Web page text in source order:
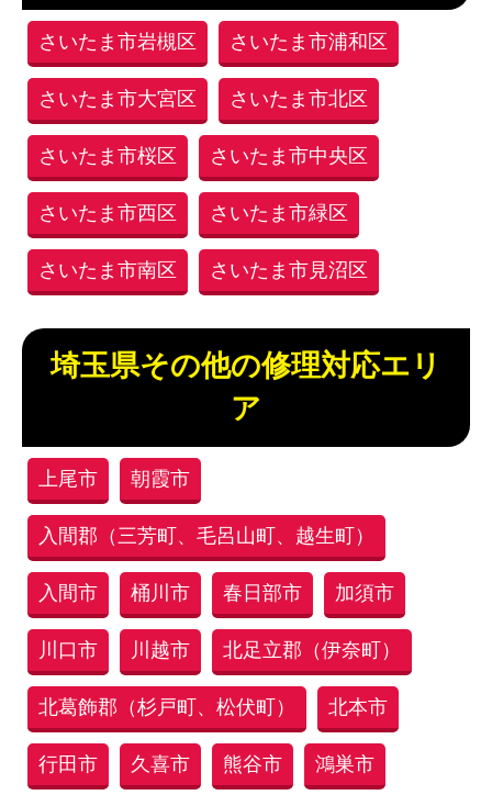
さいたま市岩槻区 さいたま市浦和区
さいたま市大宮区 さいたま市北区
さいたま市桜区 さいたま市中央区
さいたま市西区 さいたま市緑区
さいたま市南区 さいたま市見沼区
埼玉県その他の修理対応エリ
ア
上尾市 朝霞市
入間郡（三芳町、毛呂山町、越生町）
入間市 桶川市 春日部市 加須市
川口市 川越市 北足立郡（伊奈町）
北葛飾郡（杉戸町、松伏町） 北本市
行田市 久喜市 熊谷市 鴻巣市